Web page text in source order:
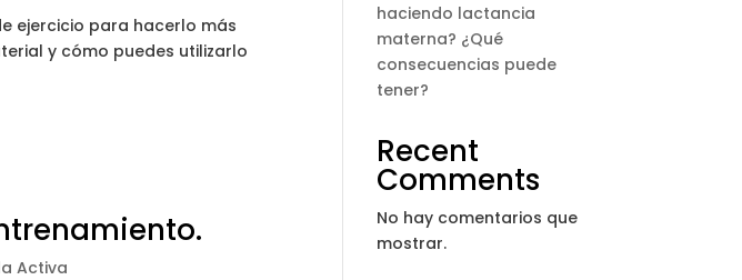
ejercicio para hacerlo más
y cómo puedes utilizarlo
Activa
haciendo lactancia
materna? ¿Qué
consecuencias puede
tener?
Recent
Comments
No hay comentarios que
mostrar.